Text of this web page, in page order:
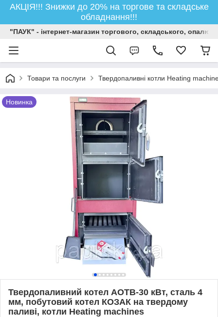
АКЦІЯ!!! Знижки до 20% на торгове та складське
обладнання!!!
"ПАУК" - інтернет-магазин торгового, складського,
Товари та послуги Твердопаливні котли Heating
Новинка
Твердопаливний котел АОТВ-30 кВт, сталь 4
мм, побутовий котел КОЗАК на твердому
паливі, котли Heating machines